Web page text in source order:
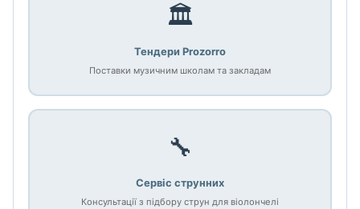
🏛️
Тендери Prozorro
Поставки музичним школам та закладам
🔧
Сервіс струнних
Консультації з підбору струн для віолончелі